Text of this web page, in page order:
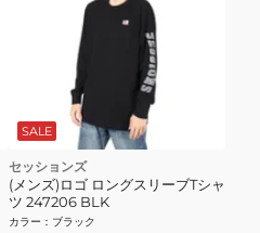
SALE
セッションズ
(メンズ)ロゴ ロングスリーブTシャ
ツ 247206 BLK
カラー ： ブラック